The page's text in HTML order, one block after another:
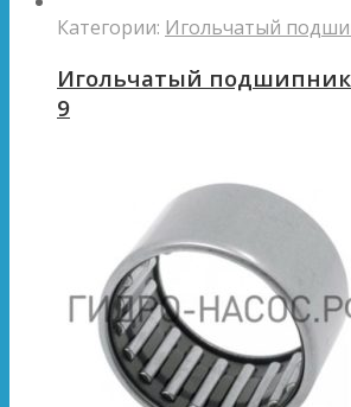
Категории: Игольчатый
Игольчатый подшипник
9